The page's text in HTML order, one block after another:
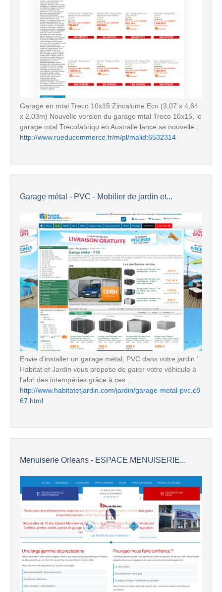
Garage en mtal Treco 10x15 Zincalume Eco (3,07 x 4,64
x 2,03m) Nouvelle version du garage mtal Treco 10x15, le
garage mtal Trecofabriqu en Australie lance sa nouvelle ...
http://www.rueducommerce.fr/m/pl/malid:6532314
Garage métal - PVC - Mobilier de jardin et...
Envie d'installer un garage métal, PVC dans votre jardin '
Habitat et Jardin vous propose de garer votre véhicule à
l'abri des intempéries grâce à ces ...
http://www.habitatetjardin.com/jardin/garage-metal-pvc,c8
67.html
Menuiserie Orleans - ESPACE MENUISERIE...